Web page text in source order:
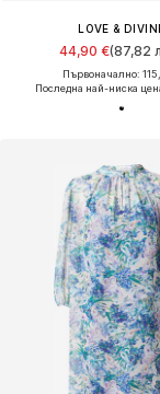
LOVE &
44,90 €(87,82
Първоначално:
Последна най-ниска